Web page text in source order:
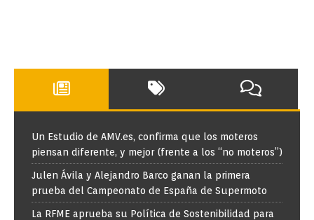
Un Estudio de AMV.es, confirma que los moteros
piensan diferente, y mejor (frente a los “no moteros”)
Julen Ávila y Alejandro Barco ganan la primera
prueba del Campeonato de España de Supermoto
La RFME aprueba su Política de Sostenibilidad para